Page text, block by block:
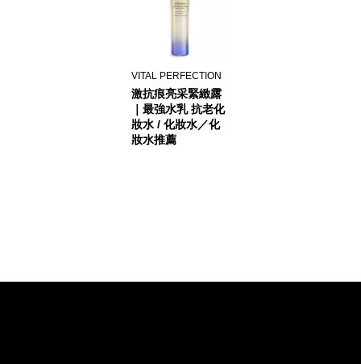
VITAL PERFECTION
激抗痕亮采緊緻露
｜最強水乳 抗老化
妝水 / 化妝水／化
妝水推薦